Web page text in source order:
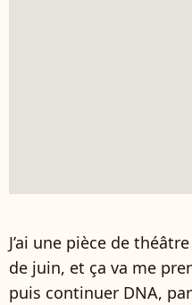
J’ai une pièce de
de juin, et ça va me
puis continuer DNA,